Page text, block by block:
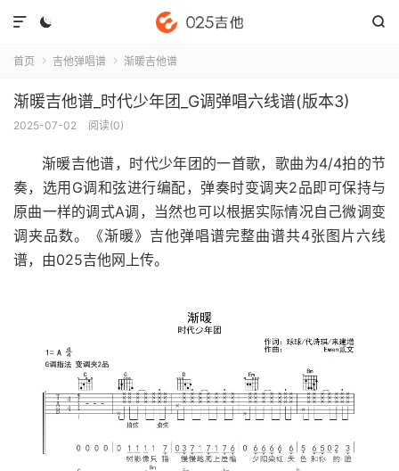
 

首页  吉他弹唱谱  渐暖吉他谱
渐暖吉他谱_时代少年团_G调弹唱六线谱(版本3)
2025-07-02 阅读(0)
渐暖吉他谱，时代少年团的一首歌，歌曲为4/4拍的节
奏，选用G调和弦进行编配，弹奏时变调夹2品即可保持与
原曲一样的调式A调，当然也可以根据实际情况自己微调变
调夹品数。《渐暖》吉他弹唱谱完整曲谱共4张图片六线
谱，由025吉他网上传。